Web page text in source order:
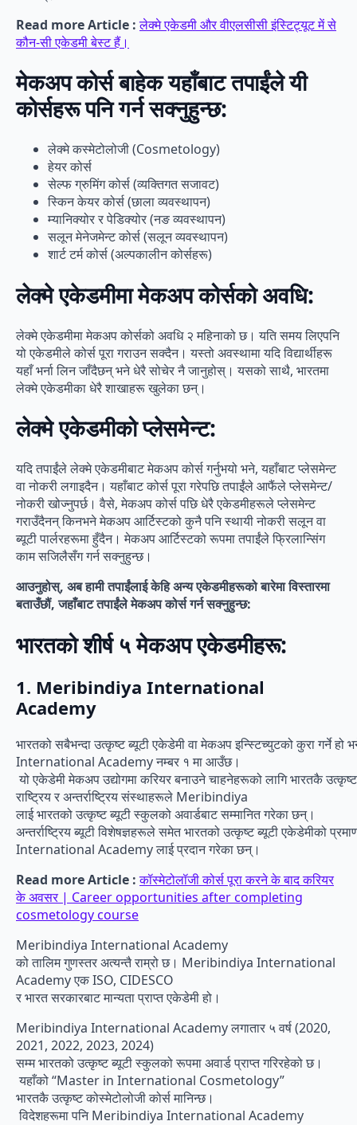
Read more Article :लेक्मे एकेडमी और वीएलसीसी इंस्टिट्यूट में से
कौन-सी एकेडमी बेस्ट हैं।
मेकअप कोर्स बाहेक यहाँबाट तपाईंले यी
कोर्सहरू पनि गर्न सक्नुहुन्छ:
लेक्मे कस्मेटोलोजी (Cosmetology)
हेयर कोर्स
सेल्फ ग्रुमिंग कोर्स (व्यक्तिगत सजावट)
स्किन केयर कोर्स (छाला व्यवस्थापन)
म्यानिक्योर र पेडिक्योर (नङ व्यवस्थापन)
सलून मेनेजमेन्ट कोर्स (सलून व्यवस्थापन)
शार्ट टर्म कोर्स (अल्पकालीन कोर्सहरू)
लेक्मे एकेडमीमा मेकअप कोर्सको अवधि:
लेक्मे एकेडमीमा मेकअप कोर्सको अवधि २ महिनाको छ। यति समय लिएपनि
यो एकेडमीले कोर्स पूरा गराउन सक्दैन। यस्तो अवस्थामा यदि विद्यार्थीहरू
यहाँ भर्ना लिन जाँदैछन् भने धेरै सोचेर नै जानुहोस्। यसको साथै, भारतमा
लेक्मे एकेडमीका धेरै शाखाहरू खुलेका छन्।
लेक्मे एकेडमीको प्लेसमेन्ट:
यदि तपाईंले लेक्मे एकेडमीबाट मेकअप कोर्स गर्नुभयो भने, यहाँबाट प्लेसमेन्ट
वा नोकरी लगाइदैन। यहाँबाट कोर्स पूरा गरेपछि तपाईंले आफैंले प्लेसमेन्ट/
नोकरी खोज्नुपर्छ। वैसे, मेकअप कोर्स पछि धेरै एकेडमीहरूले प्लेसमेन्ट
गराउँदैनन् किनभने मेकअप आर्टिस्टको कुनै पनि स्थायी नोकरी सलून वा
ब्यूटी पार्लरहरूमा हुँदैन। मेकअप आर्टिस्टको रूपमा तपाईंले फ्रिलान्सिंग
काम सजिलैसँग गर्न सक्नुहुन्छ।
आउनुहोस्, अब हामी तपाईंलाई केहि अन्य एकेडमीहरूको बारेमा विस्तारमा
बताउँछौं, जहाँबाट तपाईंले मेकअप कोर्स गर्न सक्नुहुन्छ:
भारतको शीर्ष ५ मेकअप एकेडमीहरू:
1. Meribindiya International
Academy
भारतको सबैभन्दा उत्कृष्ट ब्यूटी एकेडेमी वा मेकअप इन्स्टिच्युटको कुरा गर्ने
International Academy नम्बर १ मा आउँछ।
यो एकेडेमी मेकअप उद्योगमा करियर बनाउने चाहनेहरूको लागि भारतकै
राष्ट्रिय र अन्तर्राष्ट्रिय संस्थाहरूले Meribindiya
लाई भारतको उत्कृष्ट ब्यूटी स्कुलको अवार्डबाट सम्मानित गरेका छन्।
अन्तर्राष्ट्रिय ब्यूटी विशेषज्ञहरूले समेत भारतको उत्कृष्ट ब्यूटी एकेडेमीको
International Academy लाई प्रदान गरेका छन्।
Read more Article :कॉस्मेटोलॉजी कोर्स पूरा करने के बाद करियर
के अवसर | Career opportunities after completing
cosmetology course
Meribindiya International Academy
को तालिम गुणस्तर अत्यन्तै राम्रो छ। Meribindiya International
Academy एक ISO, CIDESCO
र भारत सरकारबाट मान्यता प्राप्त एकेडेमी हो।
Meribindiya International Academy लगातार ५ वर्ष (2020,
2021, 2022, 2023, 2024)
सम्म भारतको उत्कृष्ट ब्यूटी स्कुलको रूपमा अवार्ड प्राप्त गरिरहेको छ।
यहाँको “Master in International Cosmetology”
भारतकै उत्कृष्ट कोस्मेटोलोजी कोर्स मानिन्छ।
विदेशहरूमा पनि Meribindiya International Academy